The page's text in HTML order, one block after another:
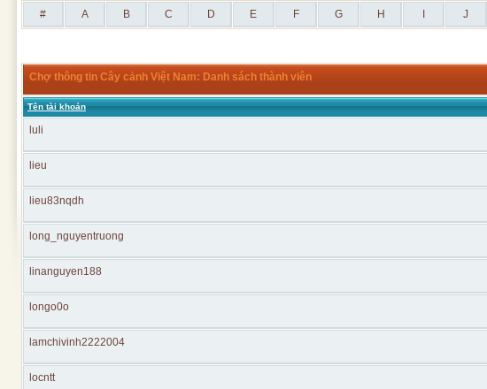
# A B C D E F G H J
Chợ thông tin Cây cảnh Việt Nam: Danh sách thành viên
Tên tài khoản
luli
lieu
lieu83nqdh
long_nguyentruong
linanguyen188
longo0o
lamchivinh2222004
locntt